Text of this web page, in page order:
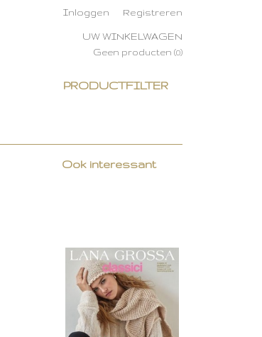
Inloggen Registreren
UW WINKELWAGEN
Geen producten (0)
PRODUCTFILTER
Ook interessant